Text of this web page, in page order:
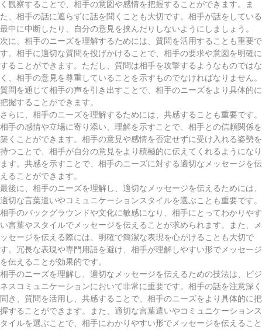
く観察することで、相手の意図や感情を把握することができます。ま
た、相手の話に遮らずに話を聞くことも大切です。相手が話をしている
最中に中断したり、自分の意見を挟んだりしないようにしましょう。
次に、相手のニーズを理解するためには、質問を活用することも重要で
す。相手に適切な質問を投げかけることで、相手の要求や意図を明確に
することができます。ただし、質問は相手を攻撃するようなものではな
く、相手の意見を尊重していることを示すものでなければなりません。
質問を通じて相手の声を引き出すことで、相手のニーズをより具体的に
把握することができます。
さらに、相手のニーズを理解するためには、共感することも重要です。
相手の感情や立場に寄り添い、理解を示すことで、相手との信頼関係を
築くことができます。相手の意見や感情を否定せずに受け入れる姿勢を
持つことで、相手が自分の意見をより積極的に伝えてくれるようになり
ます。共感を示すことで、相手のニーズに対する適切なメッセージを伝
えることができます。
最後に、相手のニーズを理解し、適切なメッセージを伝えるためには、
適切な言葉遣いやコミュニケーションスタイルを選ぶことも重要です。
相手のバックグラウンドや文化に敏感になり、相手にとってわかりやす
い言葉やスタイルでメッセージを伝えることが求められます。また、メ
ッセージを伝える際には、明確で簡潔な表現を心がけることも大切で
す。冗長な表現や専門用語を避け、相手が理解しやすい形でメッセージ
を伝えることが効果的です。
相手のニーズを理解し、適切なメッセージを伝えるための技法は、ビジ
ネスコミュニケーションにおいて非常に重要です。相手の話を注意深く
聞き、質問を活用し、共感することで、相手のニーズをより具体的に把
握することができます。また、適切な言葉遣いやコミュニケーションス
タイルを選ぶことで、相手にわかりやすい形でメッセージを伝えること